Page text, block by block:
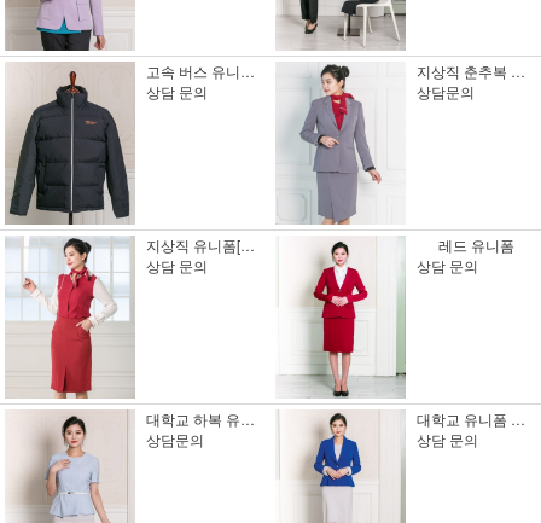
고속 버스 유니폼 패딩 [상담 문의]
상담 문의
지상직 춘추복 유니폼[상담문의]
상담문의
지상직 유니폼[견적 문의][상담 문의]
상담 문의
레드 유니폼
상담 문의
대학교 하복 유니폼
상담문의
대학교 유니폼 동복
상담 문의